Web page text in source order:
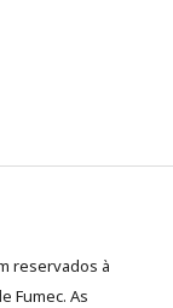
reservados à
Fumec. As